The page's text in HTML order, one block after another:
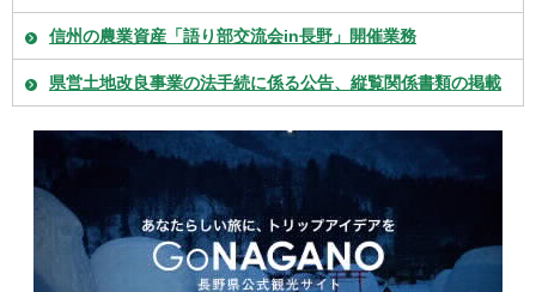
信州の農業資産「語り部交流会in長野」開催業務
県営土地改良事業の法手続に係る公告、縦覧関係書類の掲載